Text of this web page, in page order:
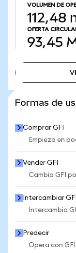
VOLUMEN DE
112,48
OFERTA
93,45
Formas de
Comprar GFI
Empieza en
Vender GFI
Cambia GFI
Intercambiar GFI
Intercambia
Predecir
Opera con